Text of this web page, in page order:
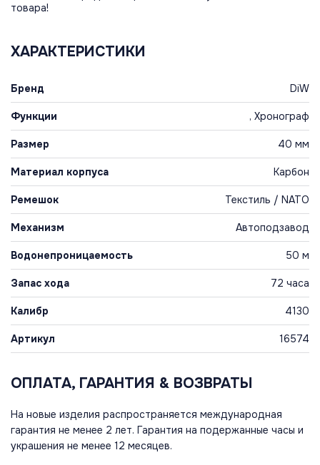
товара!
ХАРАКТЕРИСТИКИ
Бренд DiW
Функции , Хронограф
Размер 40 мм
Материал корпуса Карбон
Ремешок Текстиль / NATO
Механизм Автоподзавод
Водонепроницаемость 50 м
Запас хода 72 часа
Калибр 4130
Артикул 16574
ОПЛАТА, ГАРАНТИЯ & ВОЗВРАТЫ
На новые изделия распространяется международная
гарантия не менее 2 лет. Гарантия на подержанные часы и
украшения не менее 12 месяцев.